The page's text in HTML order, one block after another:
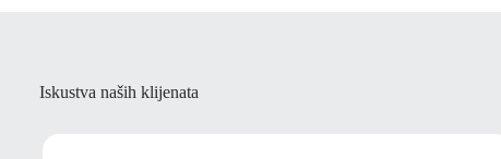
Iskustva naših klijenata